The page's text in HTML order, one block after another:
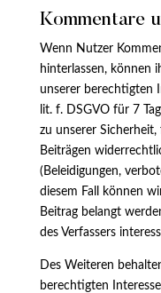
Kommentare
Wenn Nutzer
hinterlassen, können
unserer berechtigten
lit. f. DSGVO für 7
zu unserer
Beiträgen
(Beleidigungen,
diesem Fall können
Beitrag belangt
des Verfassers
Des Weiteren
berechtigten